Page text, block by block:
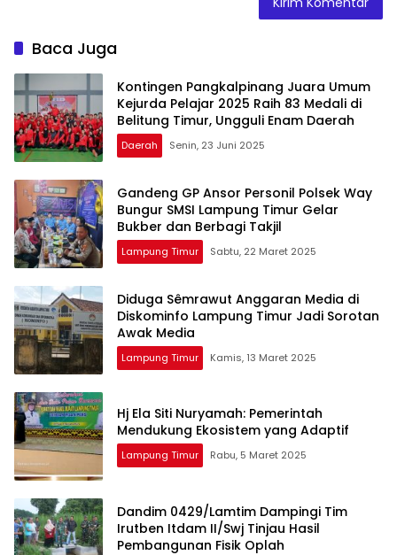
Baca Juga
Kontingen Pangkalpinang Juara Umum
Kejurda Pelajar 2025 Raih 83 Medali di
Belitung Timur, Ungguli Enam Daerah
Daerah Senin, 23 Juni 2025
Gandeng GP Ansor Personil Polsek Way
Bungur SMSI Lampung Timur Gelar
Bukber dan Berbagi Takjil
Lampung Timur Sabtu, 22 Maret 2025
Diduga Sêmrawut Anggaran Media di
Diskominfo Lampung Timur Jadi Sorotan
Awak Media
Lampung Timur Kamis, 13 Maret 2025
Hj Ela Siti Nuryamah: Pemerintah
Mendukung Ekosistem yang Adaptif
Lampung Timur Rabu, 5 Maret 2025
Dandim 0429/Lamtim Dampingi Tim
Irutben Itdam II/Swj Tinjau Hasil
Pembangunan Fisik Oplah